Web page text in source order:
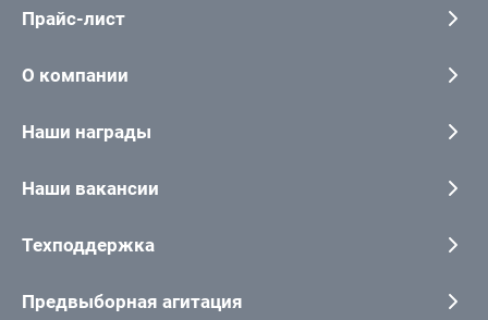
Прайс-лист
О компании
Наши награды
Наши вакансии
Техподдержка
Предвыборная агитация